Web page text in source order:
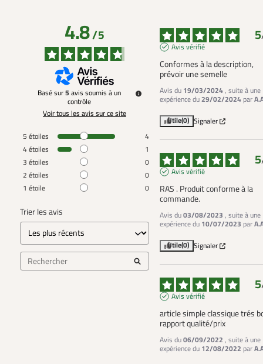
4.8/5
Basé sur5avis soumis à un
contrôle
Voir tous les avis sur ce site
5 étoiles
4
4étoiles
1
3 étoiles
0
2 étoiles
0
1 étoile 0
Trier les avis
5
Avis vérifié
Conformes à la description,
prévoir une semelle
Avis du 19/03/2024, suite à une
expérience du29/02/2024 par
Utile(0) Signaler
5
Avis vérifié
RAS . Produit conforme à la
commande.
Avis du03/08/2023 , suite à une
expérience du 10/07/2023 par
Utile(0) Signaler
5
Avis vérifié
article simple classique trés
rapport qualité/prix
Avis du06/09/2022 , suite à une
expérience du 12/08/2022 par